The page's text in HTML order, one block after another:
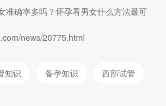
准确率多吗？怀孕看男女什么方法最可
news/20775.html
知识 备孕知识 西部试管